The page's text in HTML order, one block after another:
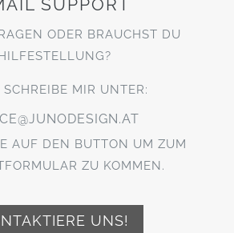
SUPPORT
ODER BRAUCHST DU
MIR UNTER:
AUF DEN BUTTON UM ZUM
ZU KOMMEN.
UNS!